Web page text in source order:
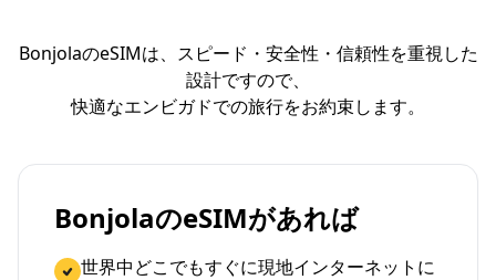
BonjolaのeSIMは、スピード・安全性・信頼性を重視した
設計ですので、
快適なエンビガドでの旅行をお約束します。
BonjolaのeSIMがあれば
世界中どこでもすぐに現地インターネットに